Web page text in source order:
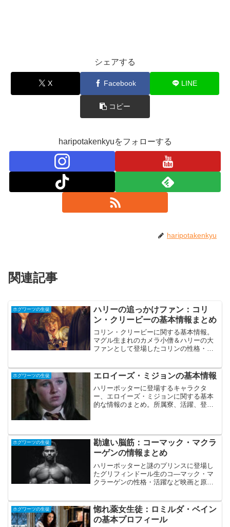
シェアする
X Facebook LINE
コピー
haripotakenkyuをフォローする
haripotakenkyu
関連記事
ホグワーツの生徒
ハリーの追っかけファン：コリ
ン・クリービーの基本情報まとめ
コリン・クリービーに関する基本情報。
マグル生まれのカメラ小僧＆ハリーの大
ファンとして登場したコリンの性格・活
ホグワーツの生徒 エロイーズ・ミジョンの基本情報
ハリーポッターに登場するキャラクタ
ー、エロイーズ・ミジョンに関する基本
的な情報のまとめ。所属寮、活躍、登場
ホグワーツの生徒
勘違い脳筋：コーマック・マクラ
ーゲンの情報まとめ
ハリーポッターと謎のプリンスに登場し
たグリフィンドール生のコ―マック・マ
クラーゲンの性格・活躍など映画と原作
ホグワーツの生徒
惚れ薬女生徒：ロミルダ・ベイン
の基本プロフィール